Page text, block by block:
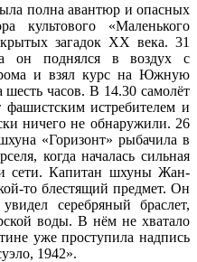
полна авантюр и опасных
культового «Маленького
загадок XX века. 31
он поднялся в воздух с
и взял курс на Южную
часов. В 14.30 самолёт
истребителем и
ничего не обнаружили. 26
«Горизонт» рыбачила в
когда началась сильная
сети. Капитан шхуны Жан-
то блестящий предмет. Он
серебряный браслет,
воды. В нём не хватало
уже проступила надпись
1942».